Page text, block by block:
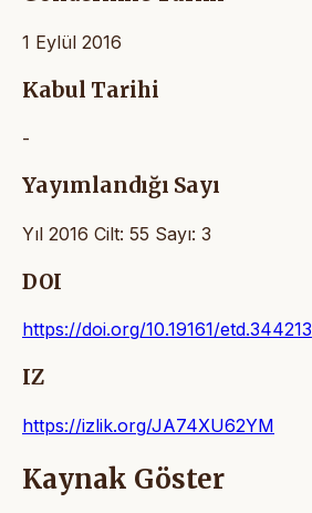
1 Eylül 2016
Kabul Tarihi
-
Yayımlandığı Sayı
Yıl 2016 Cilt: 55 Sayı: 3
DOI
https://doi.org/10.19161/etd.344213
IZ
https://izlik.org/JA74XU62YM
Kaynak Göster